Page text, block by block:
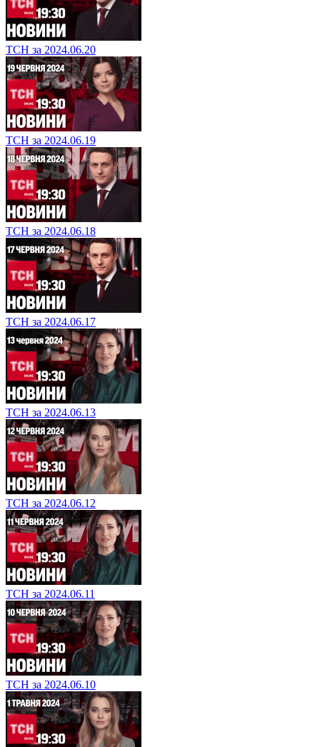
ТСН за 2024.06.20
ТСН за 2024.06.19
ТСН за 2024.06.18
ТСН за 2024.06.17
ТСН за 2024.06.13
ТСН за 2024.06.12
ТСН за 2024.06.11
ТСН за 2024.06.10